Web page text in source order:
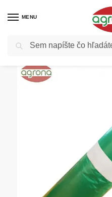
MENU
Domov Biologické-ekologické prípravky